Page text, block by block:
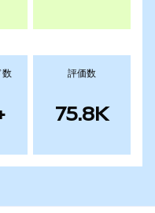
数 評価数
75.8K